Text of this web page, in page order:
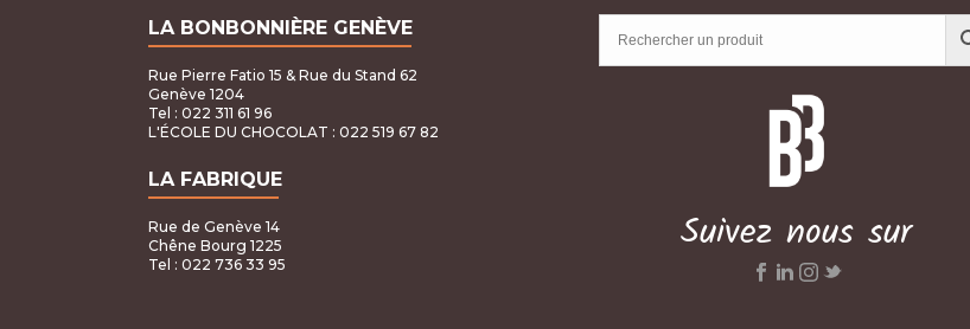
LA BONBONNIÈRE GENÈVE
Rue Pierre Fatio 15 & Rue du Stand 62
Genève 1204
Tel : 022 311 61 96
L'ÉCOLE DU CHOCOLAT : 022 519 67 82
LA FABRIQUE
Rue de Genève 14
Chêne Bourg 1225
Tel : 022 736 33 95
Suivez nous sur